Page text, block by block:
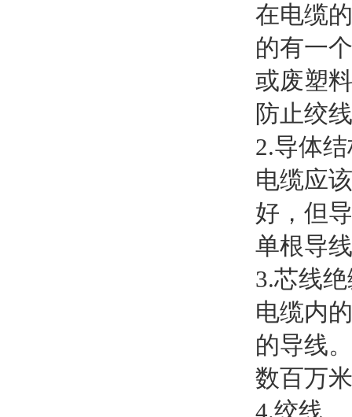
在电缆
的有一
或废塑
防止绞
2.导体
电缆应
好，但
单根导
3.芯线
电缆内
的导线
数百万
4.绞线